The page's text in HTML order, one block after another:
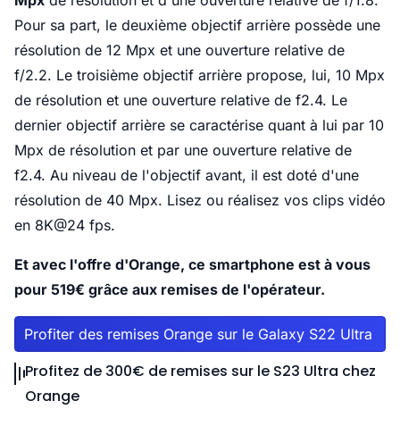
Pour sa part, le deuxième objectif arrière possède une
résolution de 12 Mpx et une ouverture relative de
f/2.2. Le troisième objectif arrière propose, lui, 10 Mpx
de résolution et une ouverture relative de f2.4. Le
dernier objectif arrière se caractérise quant à lui par 10
Mpx de résolution et par une ouverture relative de
f2.4. Au niveau de l'objectif avant, il est doté d'une
résolution de 40 Mpx. Lisez ou réalisez vos clips vidéo
en 8K@24 fps.
Et avec l'offre d'Orange, ce smartphone est à vous
pour 519€ grâce aux remises de l'opérateur.
Profiter des remises Orange sur le Galaxy S22 Ultra
Profitez de 300€ de remises sur le S23 Ultra chez
Orange